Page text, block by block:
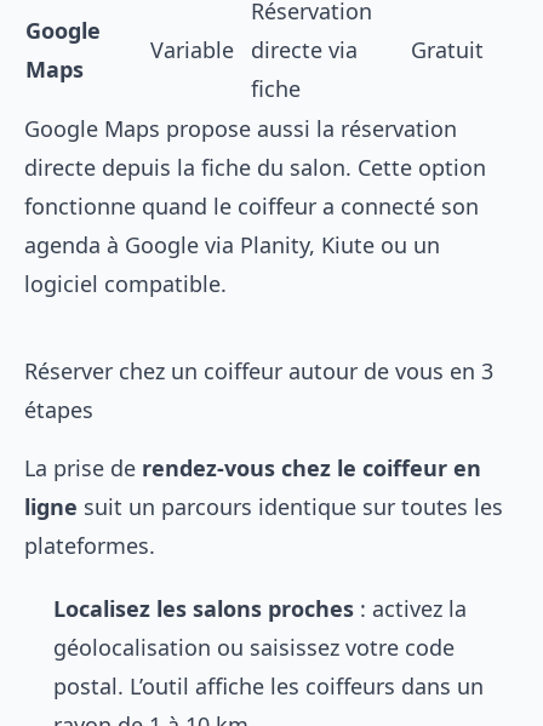
Google
Maps
Variable
Réservation
directe via
fiche
Gratuit
Google Maps propose aussi la réservation
directe depuis la fiche du salon. Cette option
fonctionne quand le coiffeur a connecté son
agenda à Google via Planity, Kiute ou un
logiciel compatible.
Réserver chez un coiffeur autour de vous en 3
étapes
La prise de rendez-vous chez le coiffeur en
ligne suit un parcours identique sur toutes les
plateformes.
Localisez les salons proches : activez la
géolocalisation ou saisissez votre code
postal. L’outil affiche les coiffeurs dans un